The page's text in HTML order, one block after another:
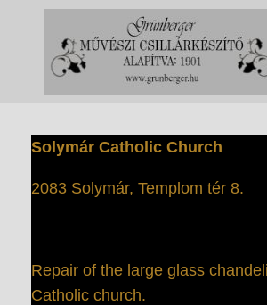
Solymár Catholic Church
2083 Solymár, Templom tér 8.
Repair of the large glass
Catholic church.